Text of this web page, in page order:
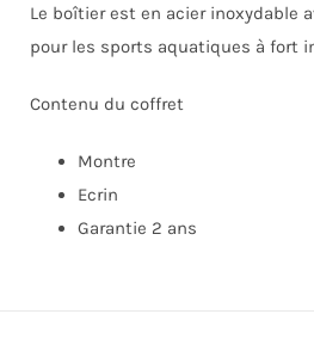
Le boîtier est en acier inoxydable
pour les sports aquatiques à fort
Contenu du coffret
Montre
Ecrin
Garantie 2 ans